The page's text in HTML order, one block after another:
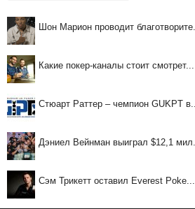
Шон Марион проводит
Какие покер-каналы стоит смотрет...
Стюарт Раттер – чемпион GUKPT
Дэниел Вейнман выиграл $12,1
Сэм Трикетт оставил Everest Poke...